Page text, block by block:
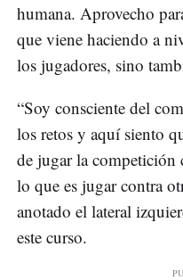
humana. Aprovecho
que viene haciendo a
los jugadores, sino
“Soy consciente del
los retos y aquí siento
de jugar la competición
lo que es jugar contra
anotado el lateral
este curso.